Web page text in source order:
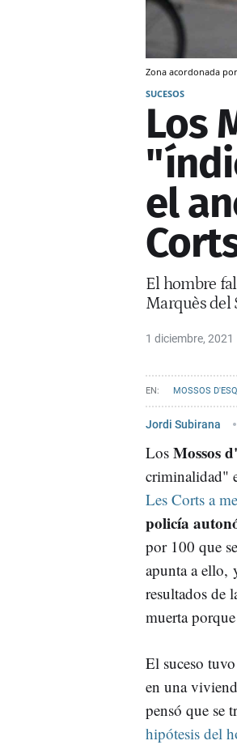
Zona acordonada
SUCESOS
Los
el
El hombre
Marquès del
1 diciembre, 2021
MOSSOS
Jordi Subirana
Los Mossos
criminalidad"
Les Corts a
policía
por 100 que
apunta a ello,
resultados de
muerta
El suceso
en una
pensó que se
hipótesis del